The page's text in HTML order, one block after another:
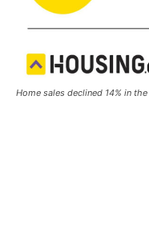
Home sales declined 14% in